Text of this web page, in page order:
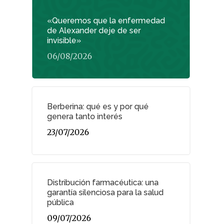
«Queremos que la enfermedad
de Alexander deje de ser
invisible»
06/08/2026
Berberina: qué es y por qué
genera tanto interés
23/07/2026
Distribución farmacéutica: una
garantía silenciosa para la salud
pública
09/07/2026